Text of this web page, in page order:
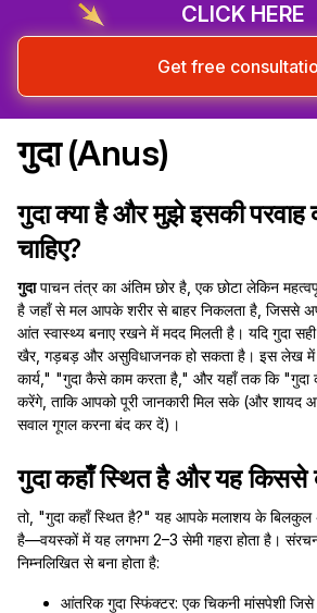
CLICK HERE
Get free
गुदा (Anus)
गुदा क्या है और मुझे इसकी परवाह
चाहिए?
गुदापाचन तंत्र का अंतिम छोर है, एक छोटा लेकिन
है जहाँ से मल आपके शरीर से बाहर निकलता है, जिससे
आंत स्वास्थ्य बनाए रखने में मदद मिलती है। यदि गुदा
खैर, गड़बड़ और असुविधाजनक हो सकता है। इस लेख में
कार्य," "गुदा कैसे काम करता है," और यहाँ तक कि "गुदा
करेंगे, ताकि आपको पूरी जानकारी मिल सके (और शायद
सवाल गूगल करना बंद कर दें)।
गुदा कहाँ स्थित है और यह किससे
तो, "गुदा कहाँ स्थित है?" यह आपके मलाशय के बिलकुल
है—वयस्कों में यह लगभग 2–3 सेमी गहरा होता है।
निम्नलिखित से बना होता है:
आंतरिक गुदा स्फिंक्टर: एक चिकनी मांसपेशी